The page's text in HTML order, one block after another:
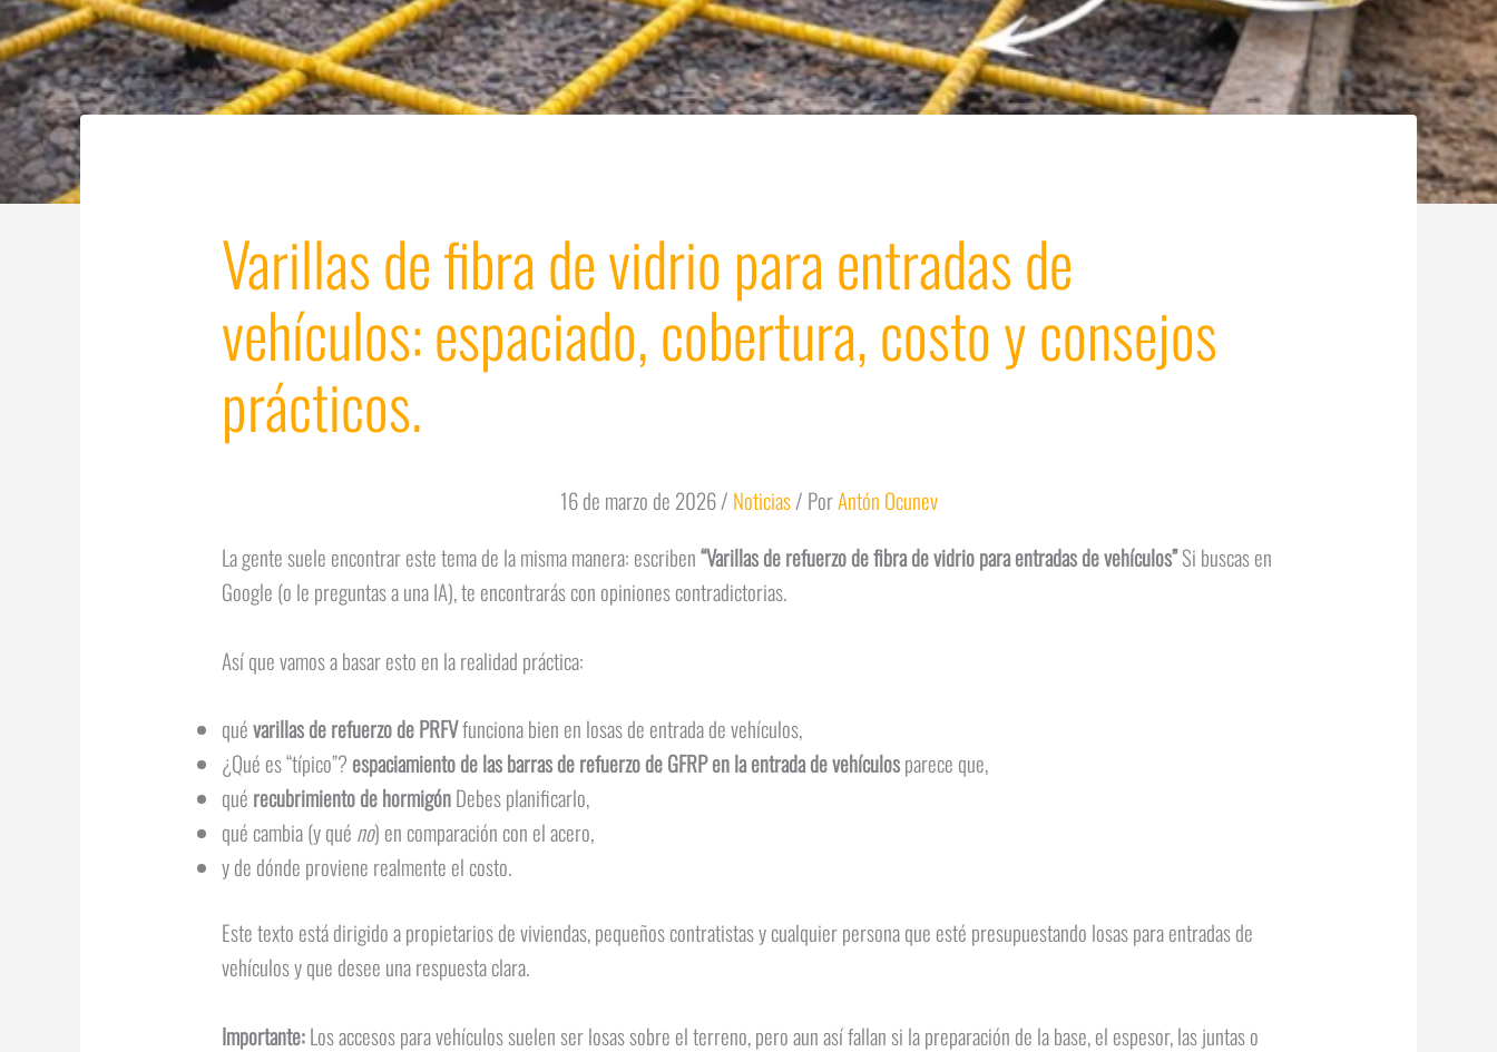
Varillas de fibra de vidrio para entradas de
vehículos: espaciado, cobertura, costo y consejos
prácticos.
16 de marzo de 2026/ Noticias/ PorAntón Ocunev
La gente suele encontrar este tema de la misma manera: escriben“Varillas de refuerzo de fibra de vidrio para entradas de vehículos”Si buscas en
Google (o le preguntas a una IA), te encontrarás con opiniones contradictorias.
Así que vamos a basar esto en la realidad práctica:
quévarillas de refuerzo de PRFVfunciona bien en losas de entrada de vehículos,
¿Qué es “típico”? espaciamiento de las barras de refuerzo de GFRP en la entrada de vehículosparece que,
qué recubrimiento de hormigónDebes planificarlo,
qué cambia (y qué no) en comparación con el acero,
y de dónde proviene realmente el costo.
Este texto está dirigido a propietarios de viviendas, pequeños contratistas y cualquier persona que esté presupuestando losas para entradas de
vehículos y que desee una respuesta clara.
Importante:Los accesos para vehículos suelen ser losas sobre el terreno, pero aun así fallan si la preparación de la base, el espesor, las juntas o